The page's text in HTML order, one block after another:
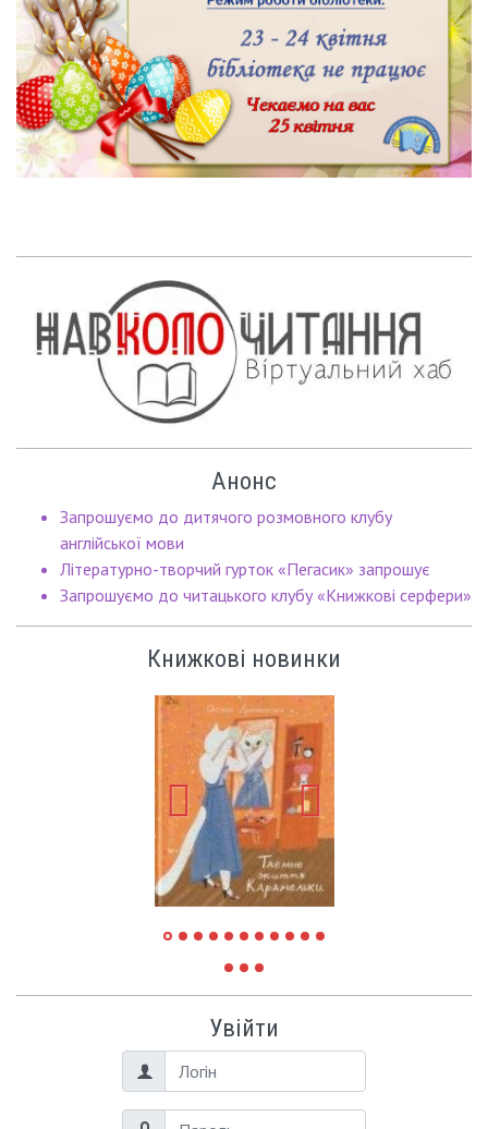
Анонс
Запрошуємо до дитячого розмовного клубу
англійської мови
Літературно-творчий гурток «Пегасик» запрошує
Запрошуємо до читацького клубу «Книжкові серфери»
Книжкові новинки
Увійти
Логін